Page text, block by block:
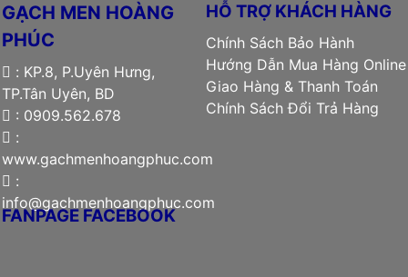
GẠCH MEN HOÀNG
PHÚC
: KP.8, P.Uyên Hưng,
TP.Tân Uyên, BD
: 0909.562.678
:
www.gachmenhoangphuc.com
:
info@gachmenhoangphuc.com
HỖ TRỢ KHÁCH HÀNG
Chính Sách Bảo Hành
Hướng Dẫn Mua Hàng Online
Giao Hàng & Thanh Toán
Chính Sách Đổi Trả Hàng
FANPAGE FACEBOOK